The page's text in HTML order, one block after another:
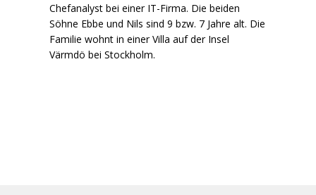
Chefanalyst bei einer IT-Firma. Die beiden
Söhne Ebbe und Nils sind 9 bzw. 7 Jahre alt. Die
Familie wohnt in einer Villa auf der Insel
Värmdö bei Stockholm.